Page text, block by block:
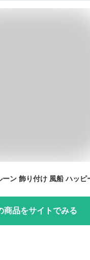
商品をサイトでみる